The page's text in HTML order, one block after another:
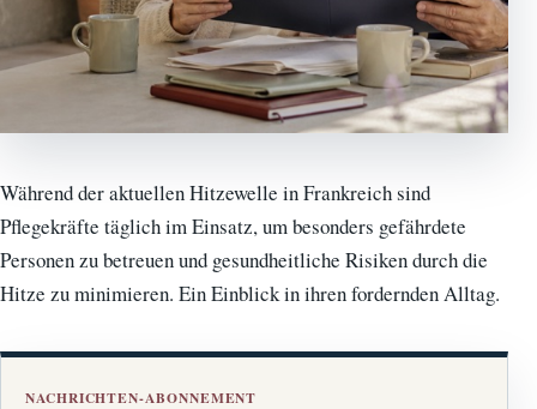
Während der aktuellen Hitzewelle in Frankreich sind
Pflegekräfte täglich im Einsatz, um besonders gefährdete
Personen zu betreuen und gesundheitliche Risiken durch die
Hitze zu minimieren. Ein Einblick in ihren fordernden Alltag.
NACHRICHTEN-ABONNEMENT